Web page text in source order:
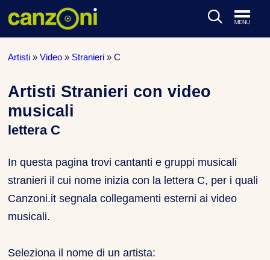
CONCERTI DAL VIVO
Artisti »Video » Stranieri »C
Artisti Stranieri con video
musicali
lettera C
In questa pagina trovi cantanti e gruppi musicali
stranieri il cui nome inizia con la lettera C, per i quali
Canzoni.it segnala collegamenti esterni ai video
musicali.
Seleziona il nome di un artista: